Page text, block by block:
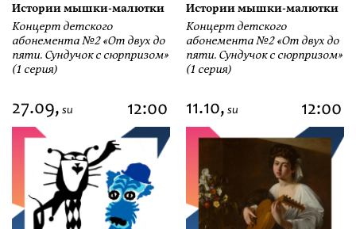
Истории мышки-малютки
Концерт детского
абонемента №2 «От двух до
пяти. Сундучок с сюрпризом»
(1 серия)
Истории мышки-малютки
Концерт детского
абонемента №2 «От двух до
пяти. Сундучок с сюрпризом»
(1 серия)
27.09, su 12:00 11.10, su 12:00